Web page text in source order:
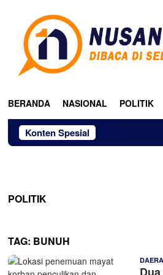
BERANDA NASIONAL POLITIK
Konten Spesial
POLITIK
TAG: BUNUH